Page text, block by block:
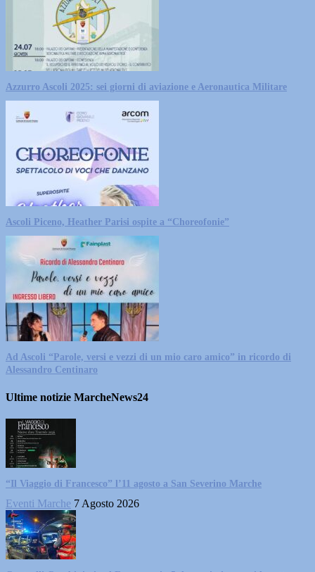
Azzurro Ascoli 2025: sei giorni di aviazione e Aeronautica Militare
Ascoli Piceno, Heather Parisi ospite a “Choreofonie”
Ad Ascoli “Parole, versi e vezzi di un mio caro amico” in ricordo di
Alessandro Centinaro
Ultime notizie MarcheNews24
“Il Viaggio di Francesco” l’11 agosto a San Severino Marche
Eventi Marche 7 Agosto 2026